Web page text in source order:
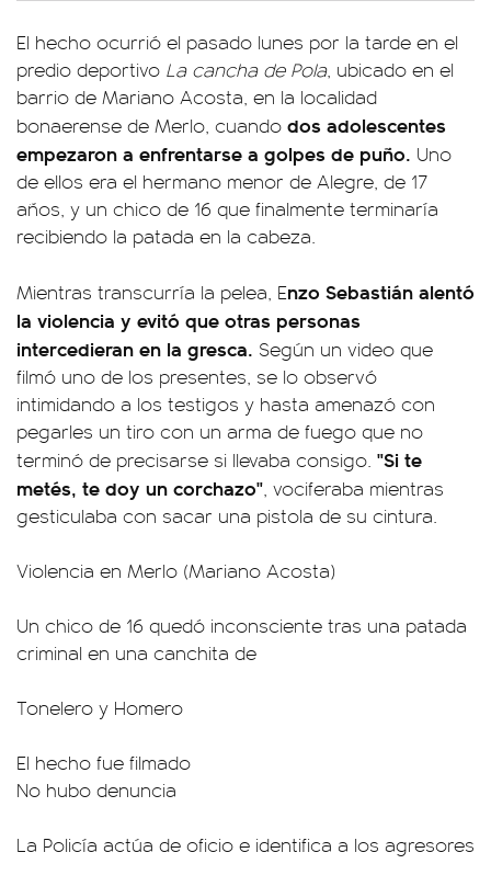
El hecho ocurrió el pasado lunes por la tarde en el
predio deportivo La cancha de Pola, ubicado en el
barrio de Mariano Acosta, en la localidad
bonaerense de Merlo, cuando dos adolescentes
empezaron a enfrentarse a golpes de puño. Uno
de ellos era el hermano menor de Alegre, de 17
años, y un chico de 16 que finalmente terminaría
recibiendo la patada en la cabeza.
Mientras transcurría la pelea, Enzo Sebastián alentó
la violencia y evitó que otras personas
intercedieran en la gresca. Según un video que
filmó uno de los presentes, se lo observó
intimidando a los testigos y hasta amenazó con
pegarles un tiro con un arma de fuego que no
terminó de precisarse si llevaba consigo. "Si te
metés, te doy un corchazo", vociferaba mientras
gesticulaba con sacar una pistola de su cintura.
Violencia en Merlo (Mariano Acosta)
Un chico de 16 quedó inconsciente tras una patada
criminal en una canchita de
Tonelero y Homero
El hecho fue filmado
No hubo denuncia
La Policía actúa de oficio e identifica a los agresores